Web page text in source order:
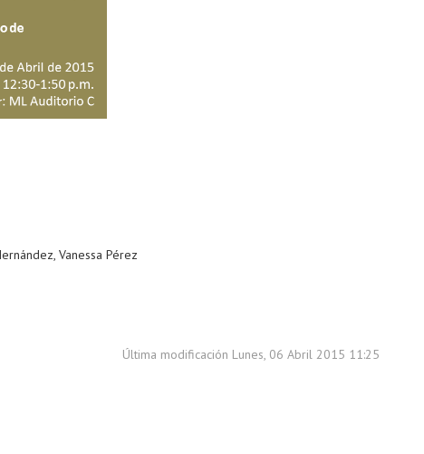
Vanessa Pérez
Última modificación Lunes, 06 Abril 2015 11:25